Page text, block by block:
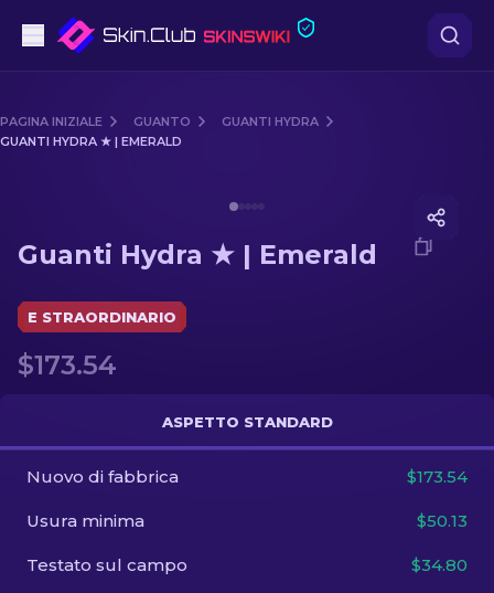
Fascia media
Fucile di precisione
Coltelli
Guanto
Altro
PAGINA INIZIALE GUANTO
GUANTI HYDRA
GUANTI HYDRA ★ | EMERALD
Guanti Hydra ★ | Emerald
E STRAORDINARIO
$173.54
ASPETTO STANDARD
Nuovo di fabbrica $173.54
Usura minima $50.13
Testato sul campo $34.80